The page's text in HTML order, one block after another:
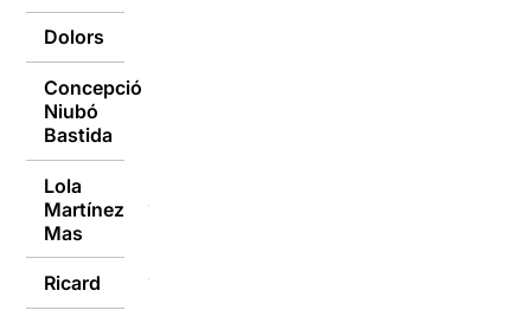
Dolors
Concepció
Niubó
Bastida
Lola
Martínez
Mas
11/01/2016
Ricard 11/01/2016